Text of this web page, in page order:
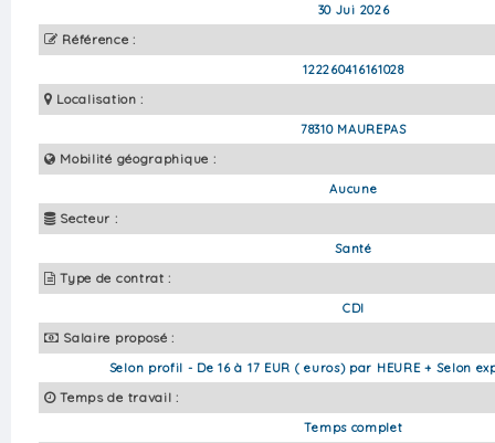
30 Jui 2026
Référence :
122260416161028
Localisation :
78310 MAUREPAS
Mobilité géographique :
Aucune
Secteur :
Santé
Type de contrat :
CDI
Salaire proposé :
Selon profil - De 16 à 17 EUR ( euros) par HEURE + Selon
Temps de travail :
Temps complet